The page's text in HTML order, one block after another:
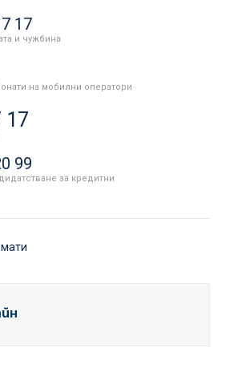
17
и чужбина
на мобилни оператори
17
99
за кредитни